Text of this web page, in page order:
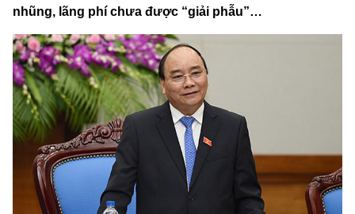
nhũng, lãng phí chưa được “giải phẫu”…